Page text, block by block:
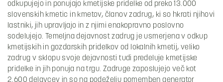
odkupujejo in ponujajo kmetijske pridelke od preko 13.000
slovenskih kmetic in kmetov, članov zadrug, ki so hkrati njihovi
lastniki, jih upravljajo in z njimi enakopravno poslovno
sodelujejo. Temeljna dejavnost zadrug je usmerjena v odkup
kmetijskih in gozdarskih pridelkov od lokalnih kmetij, veliko
zadrug v sklopu svoje dejavnosti tudi predeluje kmetijske
pridelke in jih ponuja na trgu. Zadruge zaposlujejo več kot
2.600 delavcev in so na podeželju pomemben generator